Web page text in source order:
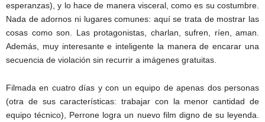
esperanzas), y lo hace de manera visceral, como es su costumbre.
Nada de adornos ni lugares comunes: aquí se trata de mostrar las
cosas como son. Las protagonistas, charlan, sufren, ríen, aman.
Además, muy interesante e inteligente la manera de encarar una
secuencia de violación sin recurrir a imágenes gratuitas.
Filmada en cuatro días y con un equipo de apenas dos personas
(otra de sus características: trabajar con la menor cantidad de
equipo técnico), Perrone logra un nuevo film digno de su leyenda.